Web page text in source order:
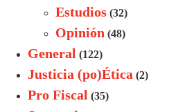
Estudios (32)
Opinión (48)
General (122)
Justicia (po)Ética (2)
Pro Fiscal (35)